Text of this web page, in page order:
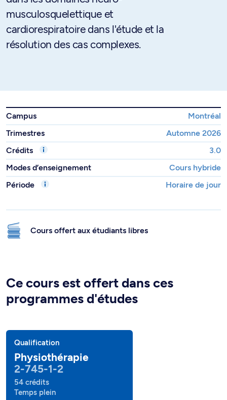
musculosquelettique et
cardiorespiratoire dans l'étude et la
résolution des cas complexes.
Campus
Montréal
Trimestres
Automne 2026
Crédits
3.0
Modes d’enseignement
Cours hybride
Période
Horaire de jour
Cours offert aux étudiants libres
Ce cours est offert dans ces
programmes d'études
Qualification
Physiothérapie
2-745-1-2
54 crédits
Temps plein